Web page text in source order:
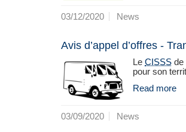
03/12/2020 News
Avis d’appel d’offres -
Le CISSS de
pour son
Read more
03/09/2020 News